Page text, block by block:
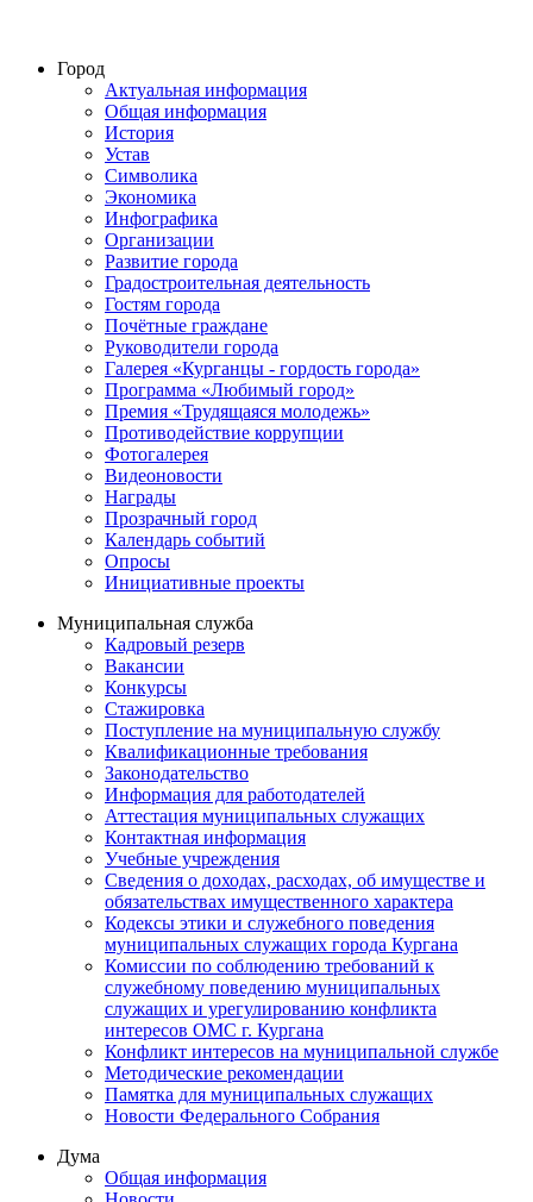
Город
Актуальная информация
Общая информация
История
Устав
Символика
Экономика
Инфографика
Организации
Развитие города
Градостроительная деятельность
Гостям города
Почётные граждане
Руководители города
Галерея «Курганцы - гордость города»
Программа «Любимый город»
Премия «Трудящаяся молодежь»
Противодействие коррупции
Фотогалерея
Видеоновости
Награды
Прозрачный город
Календарь событий
Опросы
Инициативные проекты
Муниципальная служба
Кадровый резерв
Вакансии
Конкурсы
Стажировка
Поступление на муниципальную службу
Квалификационные требования
Законодательство
Информация для работодателей
Аттестация муниципальных служащих
Контактная информация
Учебные учреждения
Сведения о доходах, расходах, об имуществе и
обязательствах имущественного характера
Кодексы этики и служебного поведения
муниципальных служащих города Кургана
Комиссии по соблюдению требований к
служебному поведению муниципальных
служащих и урегулированию конфликта
интересов ОМС г. Кургана
Конфликт интересов на муниципальной службе
Методические рекомендации
Памятка для муниципальных служащих
Новости Федерального Cобрания
Дума
Общая информация